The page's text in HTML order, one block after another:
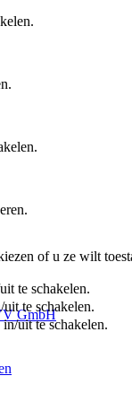
GmbH
of u ze wilt
te schakelen.
te schakelen.
uit te schakelen.